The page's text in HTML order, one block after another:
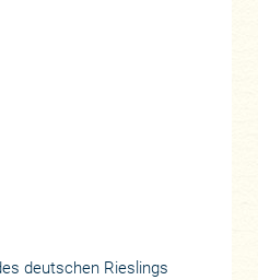
deutschen Rieslings